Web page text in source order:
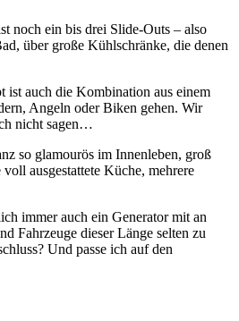
noch ein bis drei Slide-Outs – also
über große Kühlschränke, die denen
ist auch die Kombination aus einem
Angeln oder Biken gehen. Wir
nicht sagen…
so glamourös im Innenleben, groß
ausgestattete Küche, mehrere
immer auch ein Generator mit an
Fahrzeuge dieser Länge selten zu
Und passe ich auf den